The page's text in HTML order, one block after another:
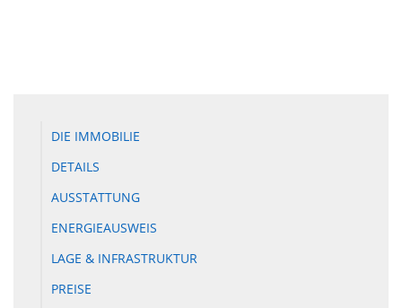
DIE IMMOBILIE
DETAILS
AUSSTATTUNG
ENERGIEAUSWEIS
LAGE & INFRASTRUKTUR
PREISE